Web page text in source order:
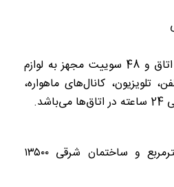
هتل استقلال دارای 502 اتاق و 48 سوییت مجهز به لوازم
تلویزیون، کانال‌های ماهواره،
ساختمان غربی ۱۷۱۰۰ مترمربع و ساختمان شرقی ۱۳۵۰۰